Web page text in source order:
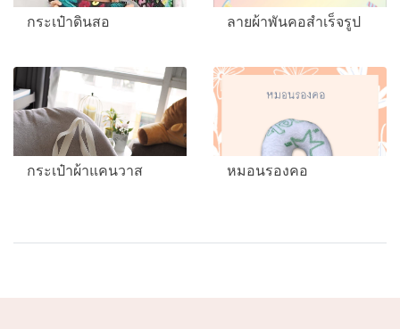
กระเป๋าดินสอ ลายผ้าพันคอสำเร็จรูป
กระเป๋าผ้าแคนวาส หมอนรองคอ